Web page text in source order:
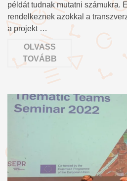
példát tudnak mutatni számukra.
rendelkeznek azokkal a
a projekt …
OLVASS
TOVÁBB